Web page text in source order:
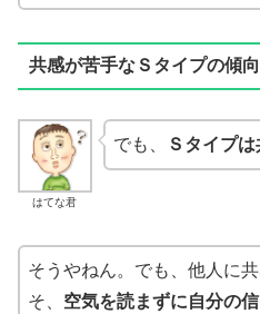
共感が苦手なＳタイプの傾向
はてな君
でも、 Ｓタイプ
そうやねん。でも、他人に
そ、 空気を読まずに自分の